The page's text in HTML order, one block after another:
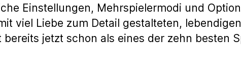
Einstellungen, Mehrspielermodi und
viel Liebe zum Detail gestalteten,
bereits jetzt schon als eines der zehn besten